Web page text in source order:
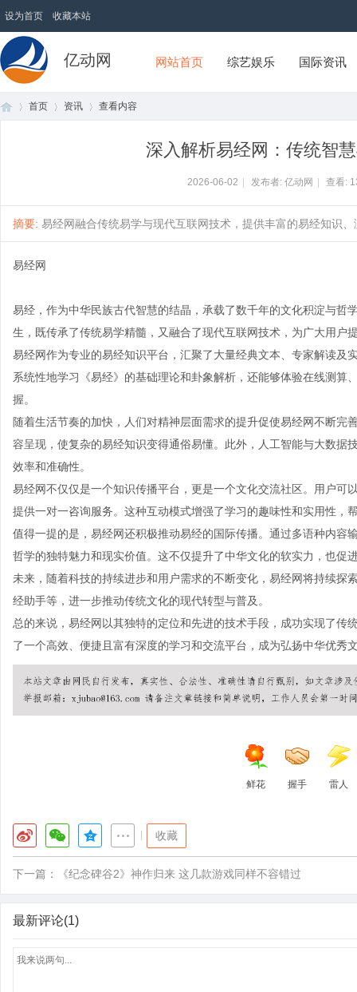
设为首页 收藏本站
亿动网 网站首页 综艺娱乐 国际资讯
首页 资讯 查看内容
深入解析易经网：传统智
2026-06-02 发布者: 亿动网 查看:
摘要: 易经网融合传统易学与现代互联网技术，提供丰富的易经知识
易经网
易经，作为中华民族古代智慧的结晶，承载了数千年的文化积淀与哲
生，既传承了传统易学精髓，又融合了现代互联网技术，为广大用户
易经网作为专业的易经知识平台，汇聚了大量经典文本、专家解读及
系统性地学习《易经》的基础理论和卦象解析，还能够体验在线测
握。
随着生活节奏的加快，人们对精神层面需求的提升促使易经网不断
容呈现，使复杂的易经知识变得通俗易懂。此外，人工智能与大数据
效率和准确性。
易经网不仅仅是一个知识传播平台，更是一个文化交流社区。用户可
提供一对一咨询服务。这种互动模式增强了学习的趣味性和实用性，
值得一提的是，易经网还积极推动易经的国际传播。通过多语种内容
哲学的独特魅力和现实价值。这不仅提升了中华文化的软实力，也促
未来，随着科技的持续进步和用户需求的不断变化，易经网将持续探
经助手等，进一步推动传统文化的现代转型与普及。
总的来说，易经网以其独特的定位和先进的技术手段，成功实现了
了一个高效、便捷且富有深度的学习和交流平台，成为弘扬中华优秀
鲜花 握手 雷人
收藏
下一篇： 《纪念碑谷2》神作归来 这几款游戏同样不容错过
最新评论(1)